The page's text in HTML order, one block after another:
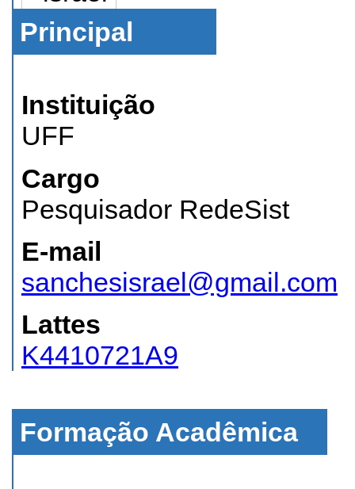
Principal
Instituição
UFF
Cargo
Pesquisador RedeSist
E-mail
sanchesisrael@gmail.com
Lattes
K4410721A9
Formação Acadêmica